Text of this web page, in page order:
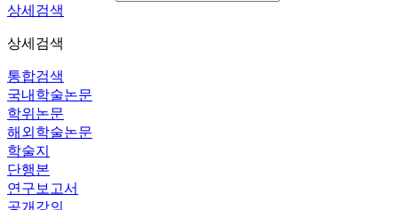
상세검색
상세검색
통합검색
국내학술논문
학위논문
해외학술논문
학술지
단행본
연구보고서
공개강의